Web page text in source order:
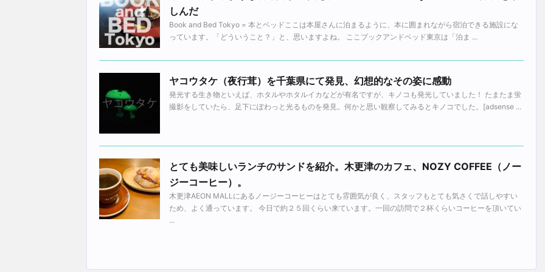
しんだ
Book and Bed Tokyo = 本とベッドここは本屋さんに泊まるように、本に囲まれながら宿泊できる施設にな
っています。「どういうこと？」と、思いますよね。 ここブックアンドベッド東京は「泊ま ...
ヤコウタケ（夜行茸）を千葉県にて発見、幻想的なその姿に感動
発光する生き物といえば、ホタルやホタルイカなどが有名ですが、キノコも発光していました！ たまたま蛍
撮影をしていたら、足下にぽわっと光るものを発見。何かと思い観察してみるとキノコでした。[adsense ...
とても美味しいランチのサンドを紹介。木更津のカフェ、NOZY COFFEE（ノー
ジーコーヒー）。
木更津AEON MALLにあるノージーコーヒーはとても雰囲気が良く、スタッフもとても気さくで話しやすい
ため、よく通っています。 今日で約２５回くらい来ています。一回の訪問で２杯くらいコーヒーを頂いてい
...